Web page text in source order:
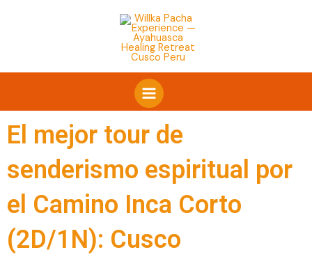
El mejor tour de
senderismo espiritual por
el Camino Inca Corto
(2D/1N): Cusco